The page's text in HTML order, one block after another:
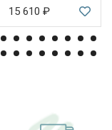
15 610 ₽